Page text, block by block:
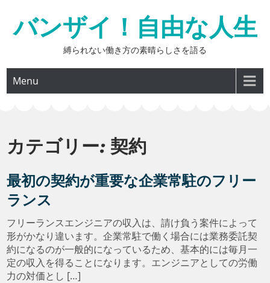
content
バンザイ！自由な人生
縛られない働き方の素晴らしさを語る
Menu
カテゴリー: 契約
最初の契約が重要な企業常駐のフリー
ランス
フリーランスエンジニアの収入は、請け負う案件によって
形がかなり違います。企業常駐で働く場合には業務委託契
約になるのが一般的になっているため、基本的には毎月一
定の収入を得ることになります。エンジニアとしての労働
力の対価とし […]